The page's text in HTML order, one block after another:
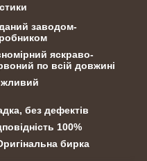
заводом-
яскраво-
по всій довжині
без дефектів
100%
бирка